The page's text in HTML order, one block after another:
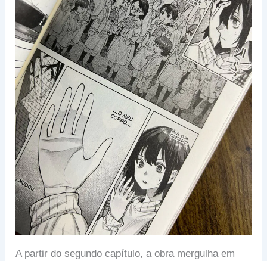
A partir do segundo capítulo, a obra mergulha em